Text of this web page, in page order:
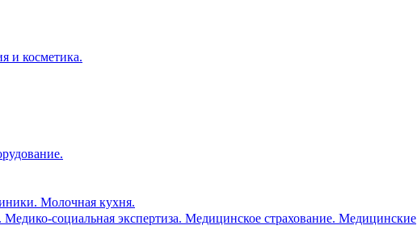
и косметика.
Молочная кухня.
социальная экспертиза. Медицинское страхование. Медицинские